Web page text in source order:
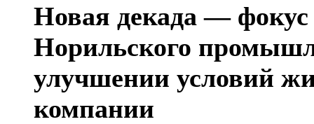
Новая декада — фокус
Норильского
улучшении условий
компании